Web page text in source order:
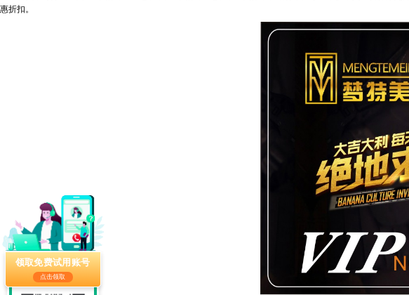
惠折扣。
领取免费试用账号
点击领取